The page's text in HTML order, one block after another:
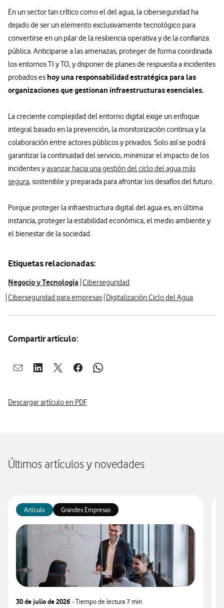
En un sector tan crítico como el del agua, la ciberseguridad ha
dejado de ser un elemento exclusivamente tecnológico para
convertirse en un pilar de la resiliencia operativa y de la confianza
pública. Anticiparse a las amenazas, proteger de forma coordinada
los entornos TI y TO, y disponer de planes de respuesta a incidentes
probados es hoy una responsabilidad estratégica para las
organizaciones que gestionan infraestructuras esenciales.
La creciente complejidad del entorno digital exige un enfoque
integral basado en la prevención, la monitorización continua y la
colaboración entre actores públicos y privados. Solo así se podrá
garantizar la continuidad del servicio, minimizar el impacto de los
incidentes yavanzar hacia una gestión del ciclo del agua más
segura, sostenible y preparada para afrontar los desafíos del futuro.
Porque proteger la infraestructura digital del agua es, en última
instancia, proteger la estabilidad económica, el medio ambiente y
el bienestar de la sociedad.
Etiquetas relacionadas:
Negocio y Tecnología Ciberseguridad
Ciberseguridad para empresas Digitalización Ciclo del Agua
Compartir artículo:
Abrir ventana para compartir en mail
Abrir ventana para compartir en linkedin
Abrir ventana para compartir en twitter
Abrir ventana para compartir en facebook
Abrir ventana para compartir en
Descargar artículo en PDF
Últimos artículos y novedades
Artículo Grandes Empresas
30 de julio de 2026 - Tiempo de lectura7 min